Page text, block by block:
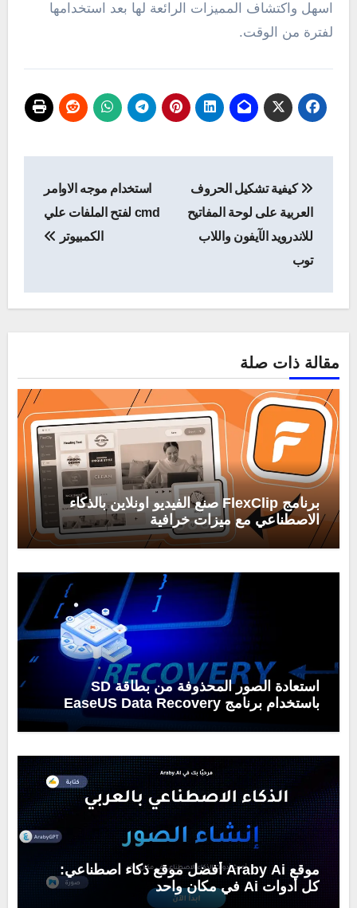
اسهل واكتشاف المميزات الرائعة لها بعد استخدامها
لفترة من الوقت.
المقالات
كيفية تشكيل الحروف
العربية على لوحة المفاتيح
للاندرويد الآيفون واللاب
توب
استخدام موجه الاوامر
cmd لفتح الملفات علي
الكمبيوتر
مقالة ذات صلة
برنامج FlexClip صنع الفيديو اونلاين بالذكاء
الاصطناعي مع ميزات خرافية
استعادة الصور المحذوفة من بطاقة SD
باستخدام برنامج EaseUS Data Recovery
موقع Araby Ai أفضل موقع ذكاء اصطناعي:
كل أدوات Ai في مكان واحد